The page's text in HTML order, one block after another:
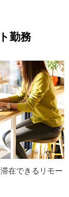
勤務
在できるリモー